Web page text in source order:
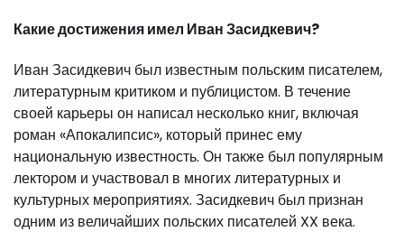
Какие достижения имел Иван Засидкевич?
Иван Засидкевич был известным польским писателем,
литературным критиком и публицистом. В течение
своей карьеры он написал несколько книг, включая
роман «Апокалипсис», который принес ему
национальную известность. Он также был популярным
лектором и участвовал в многих литературных и
культурных мероприятиях. Засидкевич был признан
одним из величайших польских писателей XX века.